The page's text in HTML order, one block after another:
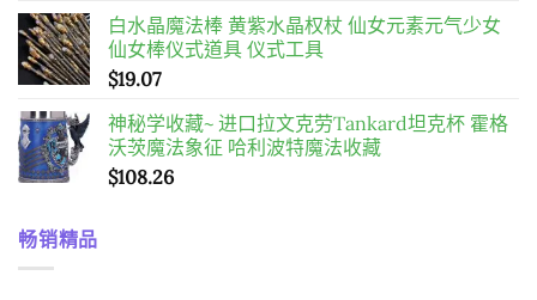
範
圍：
$55.08
白水晶魔法棒 黄紫水晶权杖 仙女元素元气少女
仙女棒仪式道具 仪式工具
$19.07
神秘学收藏~ 进口拉文克劳Tankard坦克杯 霍格
沃茨魔法象征 哈利波特魔法收藏
$108.26
畅销精品